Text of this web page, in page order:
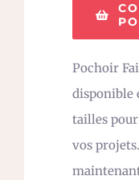
Pochoir
disponible
tailles pour
vos